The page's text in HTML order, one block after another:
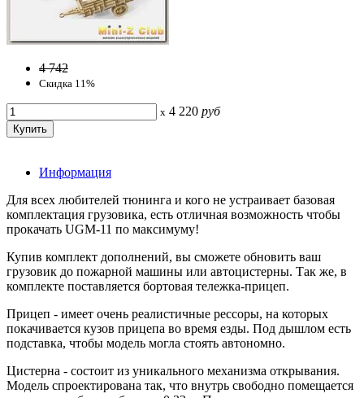
4 742
Скидка 11%
x 4 220 руб
Информация
Для всех любителей тюнинга и кого не устраивает базовая
комплектация грузовика, есть отличная возможность чтобы
прокачать UGM-11 по максимуму!
Купив комплект дополнений, вы сможете обновить ваш
грузовик до пожарной машины или автоцистерны. Так же, в
комплекте поставляется бортовая тележка-прицеп.
Прицеп - имеет очень реалистичные рессоры, на которых
покачивается кузов прицепа во время езды. Под дышлом есть
подставка, чтобы модель могла стоять автономно.
Цистерна - состоит из уникального механизма открывания.
Модель спроектирована так, что внутрь свободно помещается